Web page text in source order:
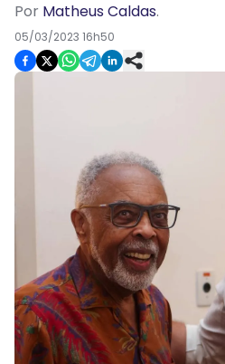
Por Matheus Caldas.
05/03/2023 16h50